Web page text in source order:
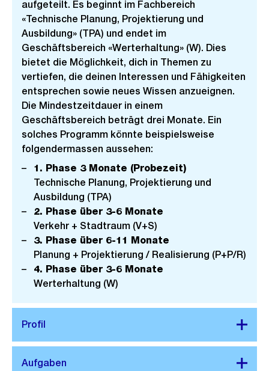
aufgeteilt. Es beginnt im Fachbereich
«Technische Planung, Projektierung und
Ausbildung» (TPA) und endet im
Geschäftsbereich «Werterhaltung» (W). Dies
bietet die Möglichkeit, dich in Themen zu
vertiefen, die deinen Interessen und Fähigkeiten
entsprechen sowie neues Wissen anzueignen.
Die Mindestzeitdauer in einem
Geschäftsbereich beträgt drei Monate. Ein
solches Programm könnte beispielsweise
folgendermassen aussehen:
1. Phase 3 Monate (Probezeit)
Technische Planung, Projektierung und
Ausbildung (TPA)
2. Phase über 3-6 Monate
Verkehr + Stadtraum (V+S)
3. Phase über 6-11 Monate
Planung + Projektierung / Realisierung (P+P/R)
4. Phase über 3-6 Monate
Werterhaltung (W)